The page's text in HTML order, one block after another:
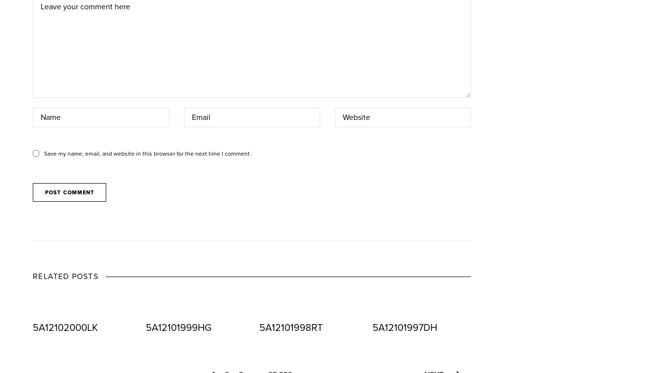
Save my name, email, and website in this browser for the next time I comment.
RELATED POSTS
5A12102000LK 5A12101999HG 5A12101998RT 5A12101997DH